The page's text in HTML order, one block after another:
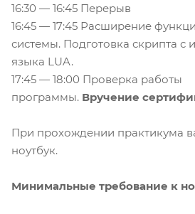
16:30 — 16:45 Перерыв
16:45 — 17:45 Расширение
системы. Подготовка скрипта с
языка LUA.
17:45 — 18:00 Проверка работы
программы. Вручение
При прохождении практикума
ноутбук.
Минимальные требование к